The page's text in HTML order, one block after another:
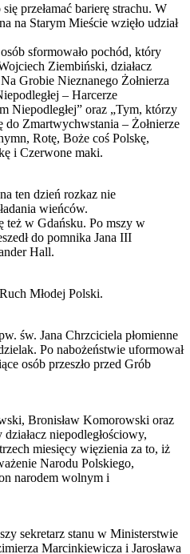
przełamać barierę strachu. W
na Starym Mieście wzięło udział
sformowało pochód, który
Ziembiński, działacz
Grobie Nieznanego Żołnierza
– Harcerze
Niepodległej” oraz „Tym, którzy
Zmartwychwstania – Żołnierze
Rotę, Boże coś Polskę,
i Czerwone maki.
ten dzień rozkaz nie
wieńców.
też w Gdańsku. Po mszy w
do pomnika Jana III
Hall.
Młodej Polski.
św. Jana Chrzciciela płomienne
Po nabożeństwie uformował
osób przeszło przed Grób
Bronisław Komorowski oraz
niepodległościowy,
miesięcy więzienia za to, iż
Narodu Polskiego,
narodem wolnym i
sekretarz stanu w Ministerstwie
Marcinkiewicza i Jarosława